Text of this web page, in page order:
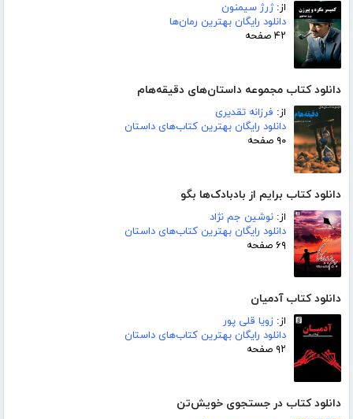
از:ژرژ سیمنون
دانلود رایگان بهترین رمان‌ها
۴۲ صفحه
دانلود کتاب مجموعه داستان‌های دقیقه‌هام
از: فرزانه تقدیری
دانلود رایگان بهترین کتاب‌های داستان
۹۰ صفحه
دانلود کتاب برایم از بادبادک‌ها بگو
از: نوشین جم نژاد
دانلود رایگان بهترین کتاب‌های داستان
۶۹ صفحه
دانلود کتاب آدمیان
از: زویا قلی پور
دانلود رایگان بهترین کتاب‌های داستان
۹۲ صفحه
دانلود کتاب در جستجوی خویش‌تن